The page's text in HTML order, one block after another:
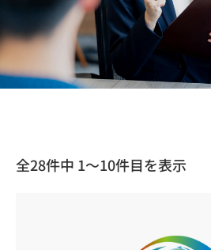
全28件中 1〜10件目を表示